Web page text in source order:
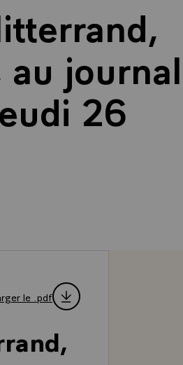
journal
26
le .pdf